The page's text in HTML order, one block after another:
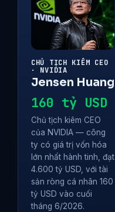
CHỦ TỊCH KIÊM CEO
· NVIDIA
Jensen Huang
160 tỷ USD
Chủ tịch kiêm CEO
của NVIDIA — công
ty có giá trị vốn hóa
lớn nhất hành tinh, đạt
4.600 tỷ USD, với tài
sản ròng cá nhân 160
tỷ USD vào cuối
tháng 6/2026.